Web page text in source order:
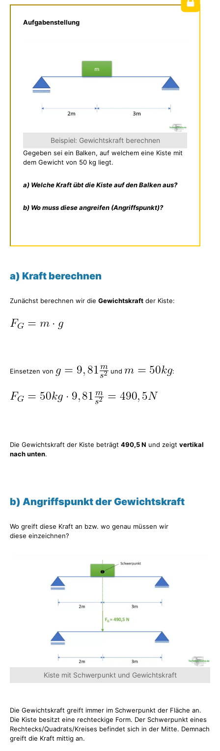
Aufgabenstellung
Beispiel: Gewichtskraft berechnen
Gegeben sei ein Balken, auf welchem eine Kiste mit
dem Gewicht von 50 kg liegt.
a) Welche Kraft übt die Kiste auf den Balken aus?
b) Wo muss diese angreifen (Angriffspunkt)?
a) Kraft berechnen
Zunächst berechnen wir die Gewichtskraft der Kiste:
Einsetzen von und :
Die Gewichtskraft der Kiste beträgt 490,5 N und zeigt vertikal
nach unten.
b) Angriffspunkt der Gewichtskraft
Wo greift diese Kraft an bzw. wo genau müssen wir
diese einzeichnen?
Kiste mit Schwerpunkt und Gewichtskraft
Die Gewichtskraft greift immer im Schwerpunkt der Fläche an.
Die Kiste besitzt eine rechteckige Form. Der Schwerpunkt eines
Rechtecks/Quadrats/Kreises befindet sich in der Mitte. Demnach
greift die Kraft mittig an.